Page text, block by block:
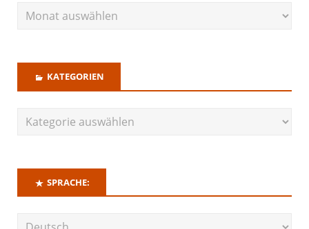
KATEGORIEN
SPRACHE: